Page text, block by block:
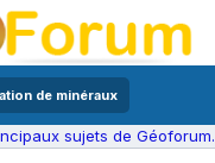
de minéraux
sujets de Géoforum.